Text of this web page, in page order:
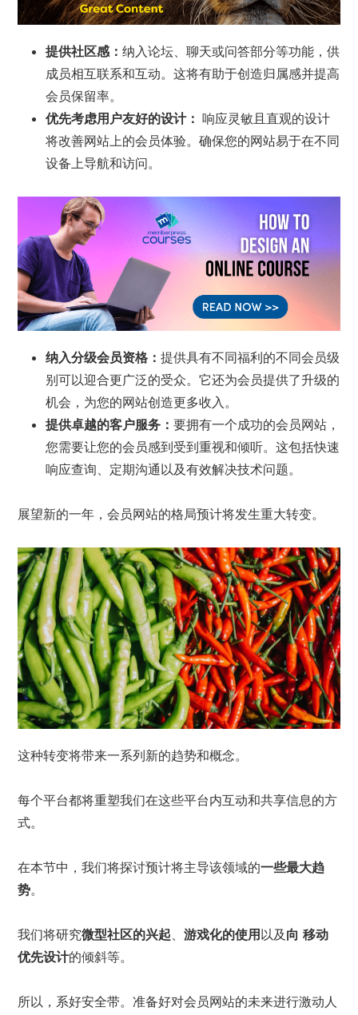
提供社区感：纳入论坛、聊天或问答部分等功能，供
成员相互联系和互动。这将有助于创造归属感并提高
会员保留率。
优先考虑用户友好的设计：响应灵敏且直观的设计
将改善网站上的会员体验。确保您的网站易于在不同
设备上导航和访问。
纳入分级会员资格：提供具有不同福利的不同会员级
别可以迎合更广泛的受众。它还为会员提供了升级的
机会，为您的网站创造更多收入。
提供卓越的客户服务：要拥有一个成功的会员网站，
您需要让您的会员感到受到重视和倾听。这包括快速
响应查询、定期沟通以及有效解决技术问题。
展望新的一年，会员网站的格局预计将发生重大转变。
这种转变将带来一系列新的趋势和概念。
每个平台都将重塑我们在这些平台内互动和共享信息的方
式。
在本节中，我们将探讨预计将主导该领域的一些最大趋
势。
我们将研究微型社区的兴起、游戏化的使用 以及 向 移动
优先设计的倾斜等。
所以，系好安全带。准备好对会员网站的未来进行激动人